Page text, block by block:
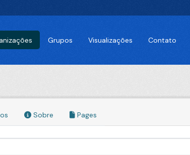
Grupos Visualizações Contato
Sobre Pages